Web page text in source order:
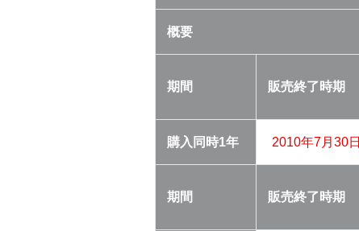
概要
期間 販売終了 時期
購入同時1年 2010年7月30日
期間 販売終了 時期